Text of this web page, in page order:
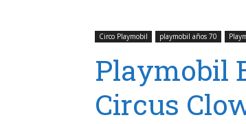
Circo Playmobil playmobil años 70
Playmobil
Circus